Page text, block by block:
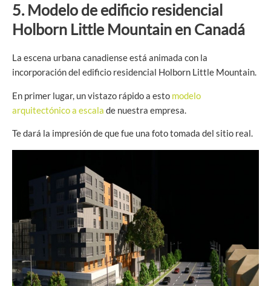
5. Modelo de edificio residencial
Holborn Little Mountain en Canadá
La escena urbana canadiense está animada con la
incorporación del edificio residencial Holborn Little Mountain.
En primer lugar, un vistazo rápido a esto modelo
arquitectónico a escala de nuestra empresa.
Te dará la impresión de que fue una foto tomada del sitio real.